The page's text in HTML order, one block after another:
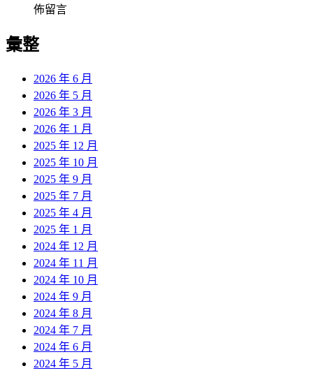
佈留言
彙整
2026 年 6 月
2026 年 5 月
2026 年 3 月
2026 年 1 月
2025 年 12 月
2025 年 10 月
2025 年 9 月
2025 年 7 月
2025 年 4 月
2025 年 1 月
2024 年 12 月
2024 年 11 月
2024 年 10 月
2024 年 9 月
2024 年 8 月
2024 年 7 月
2024 年 6 月
2024 年 5 月